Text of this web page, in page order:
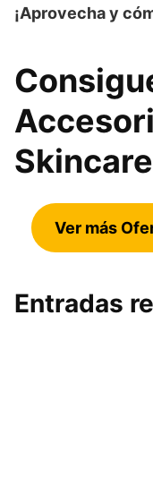
¡Aprovecha y
Skincare
Ver más
Entradas